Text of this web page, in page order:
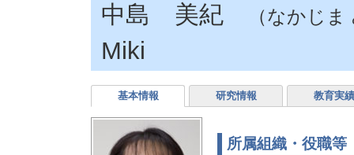
中島 美紀 （なかじ
Miki
基本情報 研究情報 教育実績
所属組織・役職等